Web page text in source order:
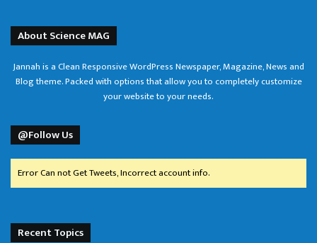
About Science MAG
Jannah is a Clean Responsive WordPress Newspaper, Magazine, News and
Blog theme. Packed with options that allow you to completely customize
your website to your needs.
@Follow Us
Error Can not Get Tweets, Incorrect account info.
Recent Topics